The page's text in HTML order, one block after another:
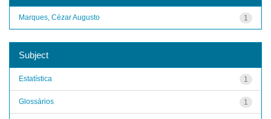
1
Marques, Cézar Augusto
Subject
1
Estatística
1
Glossários